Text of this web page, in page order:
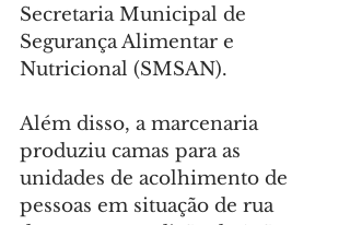
Secretaria Municipal de
Segurança Alimentar e
Nutricional (SMSAN).
Além disso, a marcenaria
produziu camas para as
unidades de acolhimento de
pessoas em situação de rua